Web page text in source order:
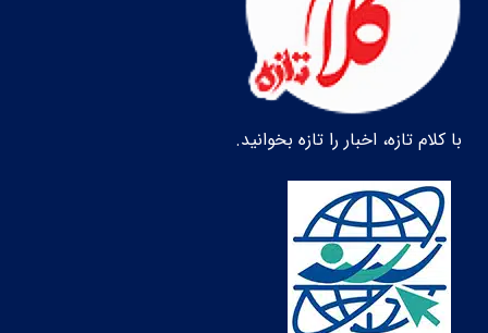
با کلام تازه، اخبار را تازه بخوانید.